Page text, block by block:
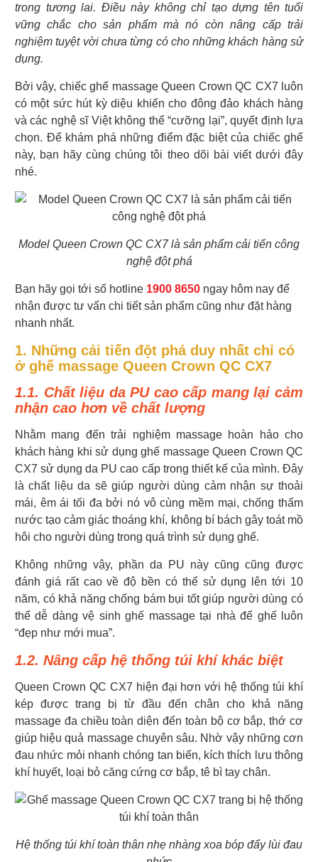
trong tương lai. Điều này không chỉ tạo dựng tên tuổi
vững chắc cho sản phẩm mà nó còn nâng cấp trải
nghiệm tuyệt vời chưa từng có cho những khách hàng sử
dụng.
Bởi vậy, chiếc ghế massage Queen Crown QC CX7 luôn
có một sức hút kỳ diệu khiến cho đông đảo khách hàng
và các nghệ sĩ Việt không thể “cưỡng lại”, quyết định lựa
chọn. Để khám phá những điểm đặc biệt của chiếc ghế
này, bạn hãy cùng chúng tôi theo dõi bài viết dưới đây
nhé.
Model Queen Crown QC CX7 là sản phẩm cải tiến công
nghệ đột phá
Bạn hãy gọi tới số hotline 1900 8650 ngay hôm nay để
nhận được tư vấn chi tiết sản phẩm cũng như đặt hàng
nhanh nhất.
1. Những cải tiến đột phá duy nhất chỉ có
ở ghế massage Queen Crown QC CX7
1.1. Chất liệu da PU cao cấp mang lại cảm
nhận cao hơn về chất lượng
Nhằm mang đến trải nghiệm massage hoàn hảo cho
khách hàng khi sử dụng ghế massage Queen Crown QC
CX7 sử dụng da PU cao cấp trong thiết kế của mình. Đây
là chất liệu da sẽ giúp người dùng cảm nhận sự thoải
mái, êm ái tối đa bởi nó vô cùng mềm mại, chống thấm
nước tạo cảm giác thoáng khí, không bí bách gây toát mồ
hôi cho người dùng trong quá trình sử dụng ghế.
Không những vậy, phần da PU này cũng cũng được
đánh giá rất cao về độ bền có thể sử dụng lên tới 10
năm, có khả năng chống bám bụi tốt giúp người dùng có
thể dễ dàng vệ sinh ghế massage tại nhà để ghế luôn
“đẹp như mới mua”.
1.2. Nâng cấp hệ thống túi khí khác biệt
Queen Crown QC CX7 hiện đại hơn với hệ thống túi khí
kép được trang bị từ đầu đến chân cho khả năng
massage đa chiều toàn diện đến toàn bộ cơ bắp, thớ cơ
giúp hiệu quả massage chuyên sâu. Nhờ vậy những cơn
đau nhức mỏi nhanh chóng tan biến, kích thích lưu thông
khí huyết, loại bỏ căng cứng cơ bắp, tê bì tay chân.
Hệ thống túi khí toàn thân nhẹ nhàng xoa bóp đẩy lùi đau